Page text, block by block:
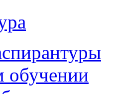
обучении